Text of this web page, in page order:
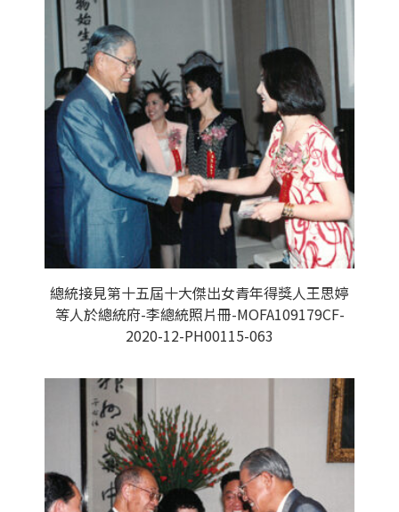
總統接見第十五屆十大傑出女青年得獎人王思婷
等人於總統府-李總統照片冊-MOFA109179CF-
2020-12-PH00115-063